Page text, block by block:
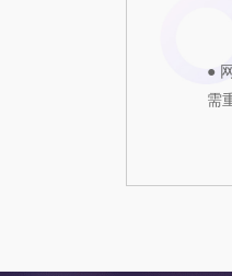
●
需